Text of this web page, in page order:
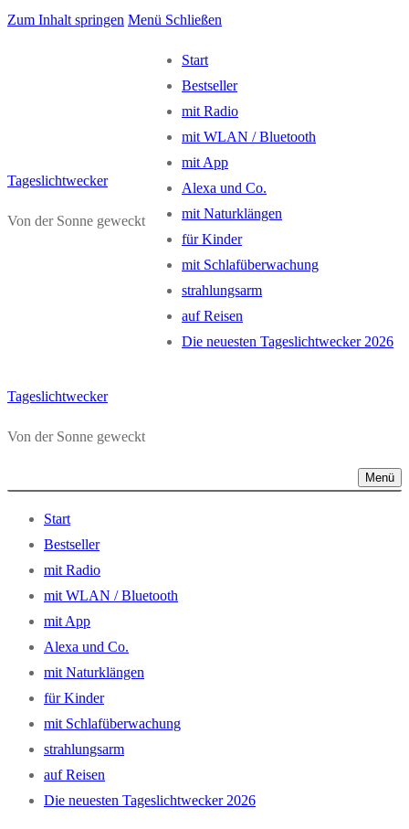
Zum Inhalt springen Menü Schließen
Tageslichtwecker
Von der Sonne geweckt
Start
Bestseller
mit Radio
mit WLAN / Bluetooth
mit App
Alexa und Co.
mit Naturklängen
für Kinder
mit Schlafüberwachung
strahlungsarm
auf Reisen
Die neuesten Tageslichtwecker 2026
Tageslichtwecker
Von der Sonne geweckt
Menü
Start
Bestseller
mit Radio
mit WLAN / Bluetooth
mit App
Alexa und Co.
mit Naturklängen
für Kinder
mit Schlafüberwachung
strahlungsarm
auf Reisen
Die neuesten Tageslichtwecker 2026